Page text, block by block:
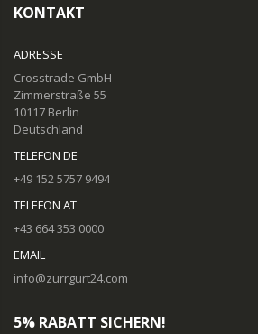
KONTAKT
ADRESSE
Crosstrade GmbH
Zimmerstraße 55
10117 Berlin
Deutschland
TELEFON DE
+49 152 5757 9494
TELEFON AT
+43 664 353 0000
EMAIL
info@zurrgurt24.com
5% RABATT SICHERN!